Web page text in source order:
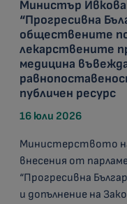
Министър
“Прогресивна
обществените
лекарствените
медицина
публичен ресурс
16 юли 2026
Министерството
внесения от
“Прогресивна
и допълнение на